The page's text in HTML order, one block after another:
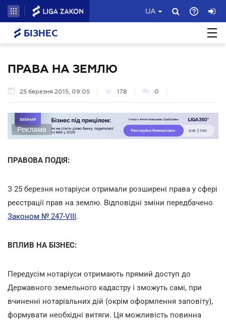
UA
БІЗНЕС
ПРАВА НА ЗЕМЛЮ
25 березня 2015, 09:05 178 0
Реклама
ПРАВОВА ПОДІЯ:
З 25 березня нотаріуси отримали розширені права у сфері
реєстрації прав на землю. Відповідні зміни передбачено
Законом № 247-VIII.
ВПЛИВ НА БІЗНЕС:
Передусім нотаріуси отримають прямий доступ до
Державного земельного кадастру і зможуть самі, при
вчиненні нотаріальних дій (окрім оформлення заповіту),
формувати необхідні витяги. Ця можливість повинна